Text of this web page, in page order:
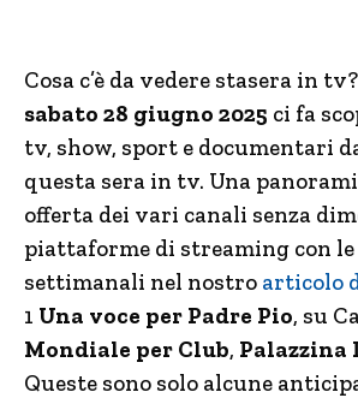
Cosa c’è da vedere stasera in
sabato 28 giugno 2025 ci fa
tv, show, sport e documentari
questa sera in tv. Una
offerta dei vari canali senza
piattaforme di streaming con
settimanali nel nostro articolo
1 Una voce per Padre Pio, su
Mondiale per Club, Palazzina
Queste sono solo alcune